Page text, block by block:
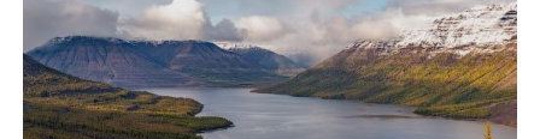
IT
Студентам